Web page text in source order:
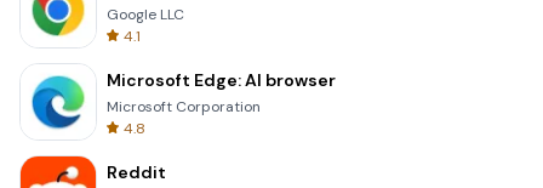
Google LLC
4.1
Microsoft Edge: AI browser
Microsoft Corporation
4.8
Reddit